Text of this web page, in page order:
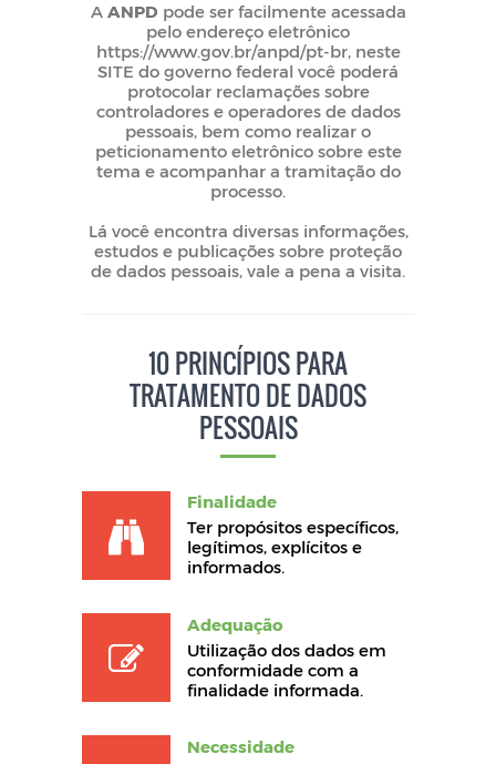
A ANPD pode ser facilmente acessada
pelo endereço eletrônico
https://www.gov.br/anpd/pt-br, neste
SITE do governo federal você poderá
protocolar reclamações sobre
controladores e operadores de dados
pessoais, bem como realizar o
peticionamento eletrônico sobre este
tema e acompanhar a tramitação do
processo.
Lá você encontra diversas informações,
estudos e publicações sobre proteção
de dados pessoais, vale a pena a visita.
10 PRINCÍPIOS PARA
TRATAMENTO DE DADOS
PESSOAIS
Finalidade
Ter propósitos específicos,
legítimos, explícitos e
informados.
Adequação
Utilização dos dados em
conformidade com a
finalidade informada.
Necessidade